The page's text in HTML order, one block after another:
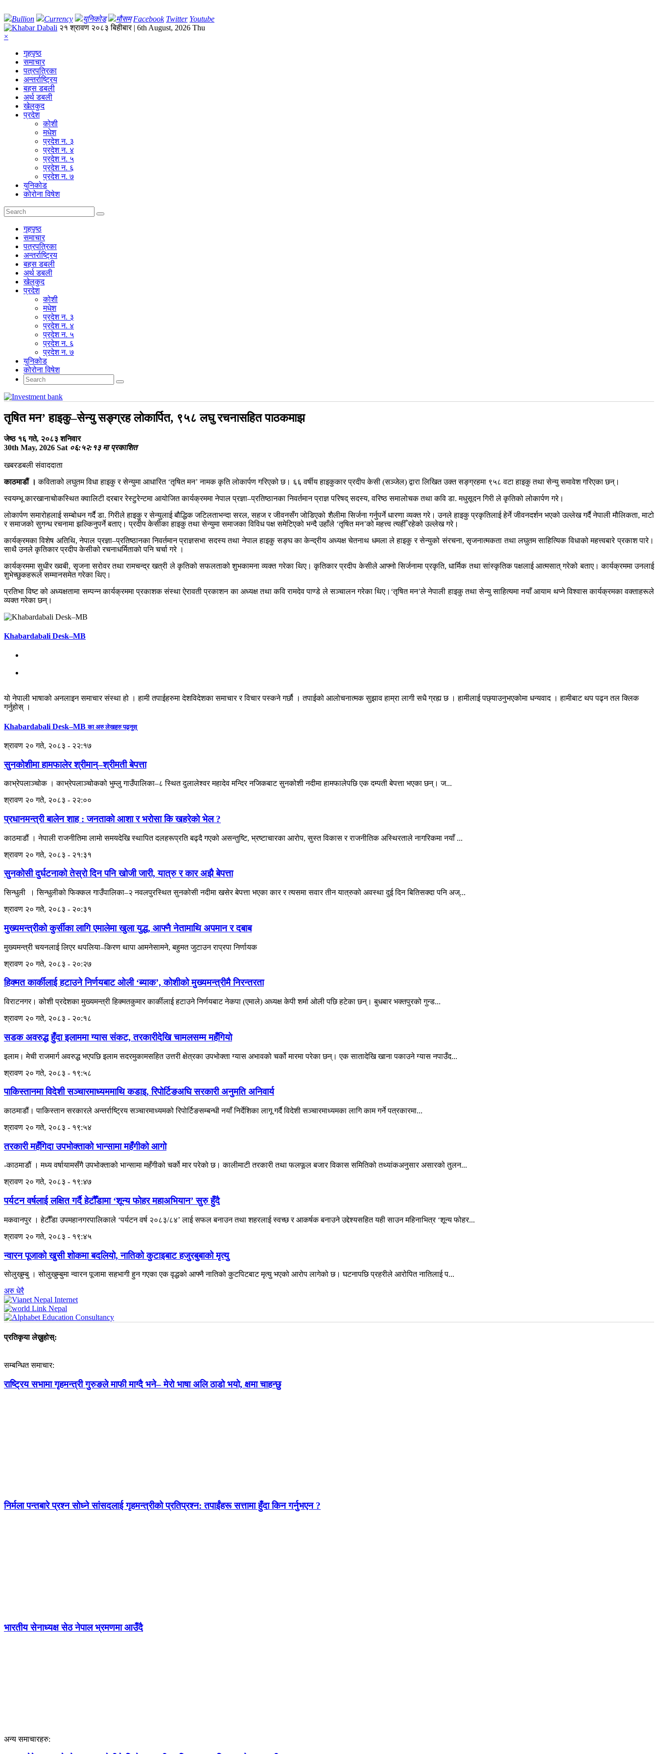
Bullion Currency युनिकोड मौसम Facebook Twitter Youtube
२१ श्रावण २०८३ बिहीबार | 6th August, 2026 Thu
×
गृहपृष्‍ठ
समाचार
पत्रपत्रिका
अन्तर्राष्ट्रिय
बहस डबली
अर्थ डबली
खेलकुद
प्रदेश
कोशी
मधेश
प्रदेश न. ३
प्रदेश न. ४
प्रदेश न. ५
प्रदेश न. ६
प्रदेश न. ७
युनिकोड
कोरोना विषेश
गृहपृष्‍ठ
समाचार
पत्रपत्रिका
अन्तर्राष्ट्रिय
बहस डबली
अर्थ डबली
खेलकुद
प्रदेश
कोशी
मधेश
प्रदेश न. ३
प्रदेश न. ४
प्रदेश न. ५
प्रदेश न. ६
प्रदेश न. ७
युनिकोड
कोरोना विषेश
तृषित मन’ हाइकु–सेन्यु सङ्ग्रह लोकार्पित, ९५८ लघु रचनासहित पाठकमाझ
जेष्ठ १६ गते, २०८३ शनिवार
30th May, 2026 Sat ०६:५२:१३ मा प्रकाशित
खबरडबली संवाददाता
काठमाडौं । कविताको लघुतम विधा हाइकु र सेन्युमा आधारित ‘तृषित मन’ नामक कृति लोकार्पण गरिएको छ। ६६ वर्षीय हाइकुकार प्रदीप केसी (सञ्जेल) द्वारा लिखित उक्त सङ्ग्रहमा ९५८ वटा हाइकु तथा सेन्यु समावेश गरिएका छन्।
स्वयम्भू कारखानाचोकस्थित क्वालिटी दरबार रेस्टुरेन्टमा आयोजित कार्यक्रममा नेपाल प्रज्ञा–प्रतिष्ठानका निवर्तमान प्राज्ञ परिषद् सदस्य, वरिष्ठ समालोचक तथा कवि डा. मधुसूदन गिरी ले कृतिको लोकार्पण गरे।
लोकार्पण समारोहलाई सम्बोधन गर्दै डा. गिरीले हाइकु र सेन्युलाई बौद्धिक जटिलताभन्दा सरल, सहज र जीवनसँग जोडिएको शैलीमा सिर्जना गर्नुपर्ने धारणा व्यक्त गरे। उनले हाइकु प्रकृतिलाई हेर्ने जीवनदर्शन भएको उल्लेख गर्दै नेपाली मौलिकता, माटो
र समाजको सुगन्ध रचनामा झल्किनुपर्ने बताए। प्रदीप केसीका हाइकु तथा सेन्युमा समाजका विविध पक्ष समेटिएको भन्दै उहाँले ‘तृषित मन’को महत्त्व त्यहीँ रहेको उल्लेख गरे।
कार्यक्रमका विशेष अतिथि, नेपाल प्रज्ञा–प्रतिष्ठानका निवर्तमान प्राज्ञसभा सदस्य तथा नेपाल हाइकु सङ्घ का केन्द्रीय अध्यक्ष चेतनाथ धमला ले हाइकु र सेन्युको संरचना, सृजनात्मकता तथा लघुतम साहित्यिक विधाको महत्त्वबारे प्रकाश पारे।
साथै उनले कृतिकार प्रदीप केसीको रचनाधर्मिताको पनि चर्चा गरे ।
कार्यक्रममा सुधीर ख्वबी, सृजना सरोवर तथा रामचन्द्र खत्री ले कृतिको सफलताको शुभकामना व्यक्त गरेका थिए। कृतिकार प्रदीप केसीले आफ्नो सिर्जनामा प्रकृति, धार्मिक तथा सांस्कृतिक पक्षलाई आत्मसात् गरेको बताए। कार्यक्रममा उनलाई
शुभेच्छुकहरूले सम्मानसमेत गरेका थिए।
प्रतिभा विष्ट को अध्यक्षतामा सम्पन्न कार्यक्रममा प्रकाशक संस्था ऐरावती प्रकाशन का अध्यक्ष तथा कवि रामदेव पाण्डे ले सञ्चालन गरेका थिए।‘तृषित मन’ले नेपाली हाइकु तथा सेन्यु साहित्यमा नयाँ आयाम थप्ने विश्वास कार्यक्रमका वक्ताहरूले
व्यक्त गरेका छन्।
Khabardabali Desk–MB
यो नेपाली भाषाको अनलाइन समाचार संस्था हो । हामी तपाईहरुमा देशविदेशका समाचार र विचार पस्कने गर्छौ । तपाईको आलोचनात्मक सुझाव हाम्रा लागी सधै ग्रह्य छ । हामीलाई पछ्याउनुभएकोमा धन्यवाद । हामीबाट थप पढ्न तल क्लिक
गर्नुहोस् ।
Khabardabali Desk–MBका अरु लेखहरु पढ्नुस्
श्रावण २० गते, २०८३ - २२:१७
सुनकोशीमा हामफालेर श्रीमान्–श्रीमती बेपत्ता
काभ्रेपलाञ्चोक । काभ्रेपलाञ्चोकको भुम्लु गाउँपालिका–८ स्थित दुलालेश्वर महादेव मन्दिर नजिकबाट सुनकोशी नदीमा हामफालेपछि एक दम्पती बेपत्ता भएका छन्। ज...
श्रावण २० गते, २०८३ - २२:००
प्रधानमन्त्री बालेन शाह : जनताकाे आशा र भरोसा कि खहरेकाे भेल ?
काठमाडौं । नेपाली राजनीतिमा लामो समयदेखि स्थापित दलहरूप्रति बढ्दै गएको असन्तुष्टि, भ्रष्टाचारका आरोप, सुस्त विकास र राजनीतिक अस्थिरताले नागरिकमा नयाँ ...
श्रावण २० गते, २०८३ - २१:३१
सुनकोसी दुर्घटनाको तेस्रो दिन पनि खोजी जारी, यात्रु र कार अझै बेपत्ता
सिन्धुली । सिन्धुलीको फिक्कल गाउँपालिका–२ नवलपुरस्थित सुनकोसी नदीमा खसेर बेपत्ता भएका कार र त्यसमा सवार तीन यात्रुको अवस्था दुई दिन बितिसक्दा पनि अज्...
श्रावण २० गते, २०८३ - २०:३१
मुख्यमन्त्रीको कुर्सीका लागि एमालेमा खुला युद्ध, आफ्नै नेतामाथि अपमान र दबाब
मुख्यमन्त्री चयनलाई लिएर थपलिया–किरण थापा आमनेसामने, बहुमत जुटाउन राप्रपा निर्णायक
श्रावण २० गते, २०८३ - २०:२७
हिक्मत कार्कीलाई हटाउने निर्णयबाट ओली ‘ब्याक’, कोशीको मुख्यमन्त्रीमै निरन्तरता
विराटनगर। कोशी प्रदेशका मुख्यमन्त्री हिक्मतकुमार कार्कीलाई हटाउने निर्णयबाट नेकपा (एमाले) अध्यक्ष केपी शर्मा ओली पछि हटेका छन्। बुधबार भक्तपुरको गुन्ड...
श्रावण २० गते, २०८३ - २०:१८
सडक अवरुद्ध हुँदा इलाममा ग्यास संकट, तरकारीदेखि चामलसम्म महँगियो
इलाम। मेची राजमार्ग अवरुद्ध भएपछि इलाम सदरमुकामसहित उत्तरी क्षेत्रका उपभोक्ता ग्यास अभावको चर्को मारमा परेका छन्। एक सातादेखि खाना पकाउने ग्यास नपाउँद...
श्रावण २० गते, २०८३ - १९:५८
पाकिस्तानमा विदेशी सञ्चारमाध्यममाथि कडाइ, रिपोर्टिङअघि सरकारी अनुमति अनिवार्य
काठमाडौं। पाकिस्तान सरकारले अन्तर्राष्ट्रिय सञ्चारमाध्यमको रिपोर्टिङसम्बन्धी नयाँ निर्देशिका लागू गर्दै विदेशी सञ्चारमाध्यमका लागि काम गर्ने पत्रकारमा...
श्रावण २० गते, २०८३ - १९:५४
तरकारी महँगिदा उपभोक्ताको भान्सामा महँगीको आगो
-काठमाडौं । मध्य वर्षायामसँगै उपभोक्ताको भान्सामा महँगीको चर्को मार परेको छ। कालीमाटी तरकारी तथा फलफूल बजार विकास समितिको तथ्यांकअनुसार असारको तुलन...
श्रावण २० गते, २०८३ - १९:४७
पर्यटन वर्षलाई लक्षित गर्दै हेटौँडामा ‘शून्य फोहर महाअभियान’ सुरु हुँदै
मकवानपुर । हेटौँडा उपमहानगरपालिकाले ‘पर्यटन वर्ष २०८३/८४’ लाई सफल बनाउन तथा शहरलाई स्वच्छ र आकर्षक बनाउने उद्देश्यसहित यही साउन महिनाभित्र ‘शून्य फोहर...
श्रावण २० गते, २०८३ - १९:४५
न्वारन पूजाको खुसी शोकमा बदलियो, नातिको कुटाइबाट हजुरबुबाको मृत्यु
सोलुखुम्बु । सोलुखुम्बुमा न्वारन पूजामा सहभागी हुन गएका एक वृद्धको आफ्नै नातिको कुटपिटबाट मृत्यु भएको आरोप लागेको छ। घटनापछि प्रहरीले आरोपित नातिलाई प...
अरु धेरै
प्रतिकृया लेख्नुहोस्:
सम्बन्धित समाचार:
राष्ट्रिय सभामा गृहमन्त्री गुरुङले माफी माग्दै भने– मेरो भाषा अलि ठाडो भयो, क्षमा चाहन्छु
निर्मला पन्तबारे प्रश्न सोध्ने सांसदलाई गृहमन्त्रीको प्रतिप्रश्न: तपाईंहरू सत्तामा हुँदा किन गर्नुभएन ?
भारतीय सेनाध्यक्ष सेठ नेपाल भ्रमणमा आउँदै
अन्य समाचारहरु: